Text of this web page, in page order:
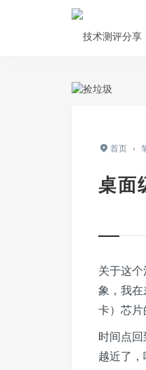
首页 ›
桌面
关于这
象，我在
卡）芯片
时间点
越近了，